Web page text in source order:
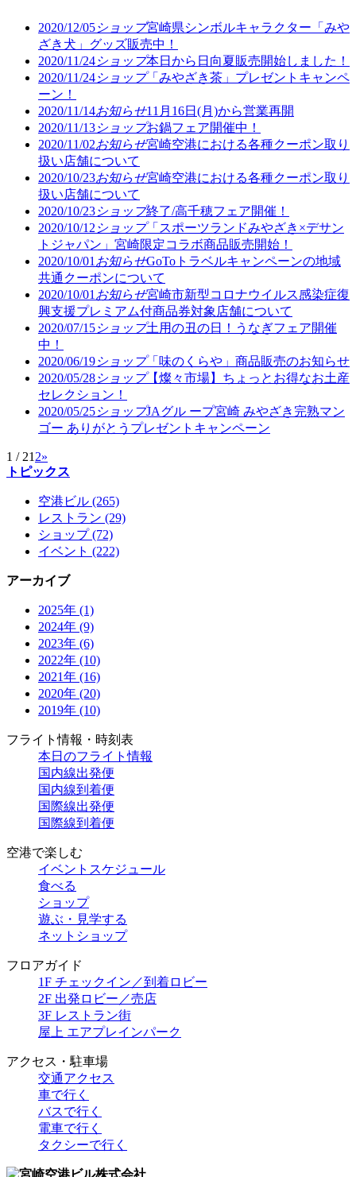
2020/12/05ショップ宮崎県シンボルキャラクター「みや
ざき犬」グッズ販売中！
2020/11/24ショップ本日から日向夏販売開始しました！
2020/11/24ショップ「みやざき茶」プレゼントキャンペ
ーン！
2020/11/14お知らせ11月16日(月)から営業再開
2020/11/13ショップお鍋フェア開催中！
2020/11/02お知らせ宮崎空港における各種クーポン取り
扱い店舗について
2020/10/23お知らせ宮崎空港における各種クーポン取り
扱い店舗について
2020/10/23ショップ終了/高千穂フェア開催！
2020/10/12 ショップ「スポーツランドみやざき×デサン
トジャパン」宮崎限定コラボ商品販売開始！
2020/10/01 お知らせGoToトラベルキャンペーンの地域
共通クーポンについて
2020/10/01 お知らせ宮崎市新型コロナウイルス感染症復
興支援プレミアム付商品券対象店舗について
2020/07/15ショップ土用の丑の日！うなぎフェア開催
中！
2020/06/19ショップ「味のくらや」商品販売のお知らせ
2020/05/28ショップ【燦々市場】ちょっとお得なお土産
セレクション！
2020/05/25ショップJAグル ープ宮崎 みやざき完熟マン
ゴー ありがとうプレゼントキャンペーン
1 / 21 2»
トピックス
空港ビル (265)
レストラン (29)
ショップ (72)
イベント (222)
アーカイブ
2025年 (1)
2024年 (9)
2023年 (6)
2022年 (10)
2021年 (16)
2020年 (20)
2019年 (10)
フライト情報・時刻表
本日のフライト情報
国内線出発便
国内線到着便
国際線出発便
国際線到着便
空港で楽しむ
イベントスケジュール
食べる
ショップ
遊ぶ・見学する
ネットショップ
フロアガイド
1F チェックイン／到着ロビー
2F 出発ロビー／売店
3F レストラン街
屋上 エアプレインパーク
アクセス・駐車場
交通アクセス
車で行く
バスで行く
電車で行く
タクシーで行く